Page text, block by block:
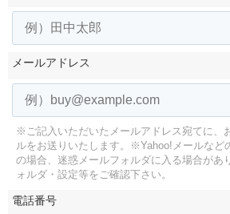
メールアドレス
※ご記入いただいたメールアドレス宛てに、
ルをお送りいたします。
※Yahoo!メールなど
の場合、迷惑メールフォルダに入る場合があ
ォルダ・設定等をご確認下さい。
電話番号